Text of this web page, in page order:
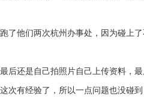
跑了他们两次杭州办事处，因为碰上
最后还是自己拍照片自己上传资料，最
这次有经验了，所以一点问题也没碰到